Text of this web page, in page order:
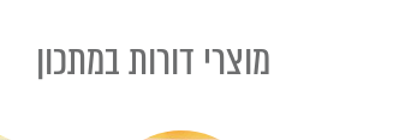
מוצרי דורות במתכון